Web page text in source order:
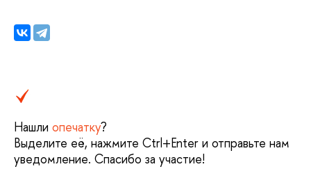
Нашли опечатку?
Выделите её, нажмите Ctrl+Enter и отправьте нам
уведомление. Спасибо за участие!